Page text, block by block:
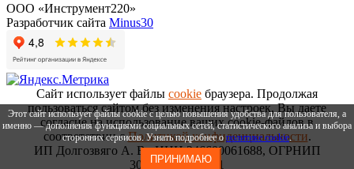
Этот сайт использует файлы cookie с целью повышения удобства для пользователя, а
именно — дополнения функциями социальных сетей, статистического анализа и выбора
сторонних сервисов. Узнать подробнее ополитике cookie.
ПРИНИМАЮ
ООО «Инструмент220»
Разработчик сайта Minus30
Сайт использует файлы cookie браузера. Продолжая
пользоваться сайтом без изменения настроек, Вы даете
согласие на использование ваших cookie-файлов в
соответствии сПолитикой конфиденциальности.
ИП Долгозвяго А. В., ИНН 246600061688, ОГРНИП
306246636300031